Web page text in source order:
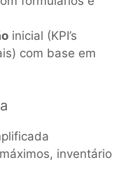
inicial (KPI’s
com base em
inventário